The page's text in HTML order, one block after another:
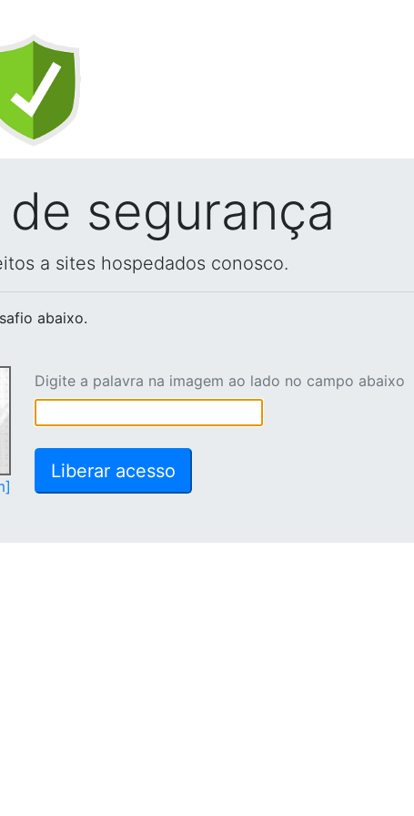
segurança
a sites hospedados conosco.
abaixo.
Digite a palavra na imagem ao lado no campo abaixo